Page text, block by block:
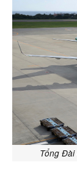
Tổng Đài